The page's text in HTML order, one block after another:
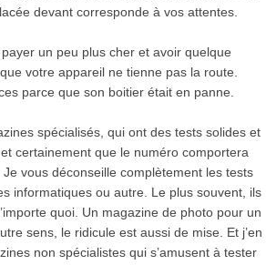
devant corresponde à vos attentes.
un peu plus cher et avoir quelque
votre appareil ne tienne pas la route.
parce que son boitier était en panne.
spécialisés, qui ont des tests solides et
certainement que le numéro comportera
vous déconseille complètement les tests
informatiques ou autre. Le plus souvent, ils
quoi. Un magazine de photo pour un
sens, le ridicule est aussi de mise. Et j’en
non spécialistes qui s’amusent à tester